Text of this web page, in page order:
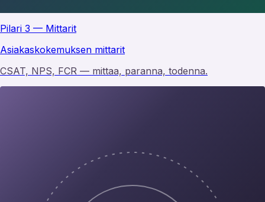
Pilari 3 — Mittarit
Asiakaskokemuksen mittarit
CSAT, NPS, FCR — mittaa, paranna, todenna.